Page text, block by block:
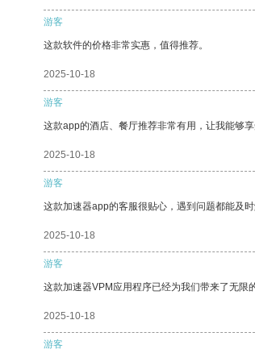
游客
这款软件的价格非常实惠，值得推荐。
2025-10-18
游客
这款app的酒店、餐厅推荐非常有用，让我能够享
2025-10-18
游客
这款加速器app的客服很贴心，遇到问题都能及时
2025-10-18
游客
这款加速器VPM应用程序已经为我们带来了无限
2025-10-18
游客